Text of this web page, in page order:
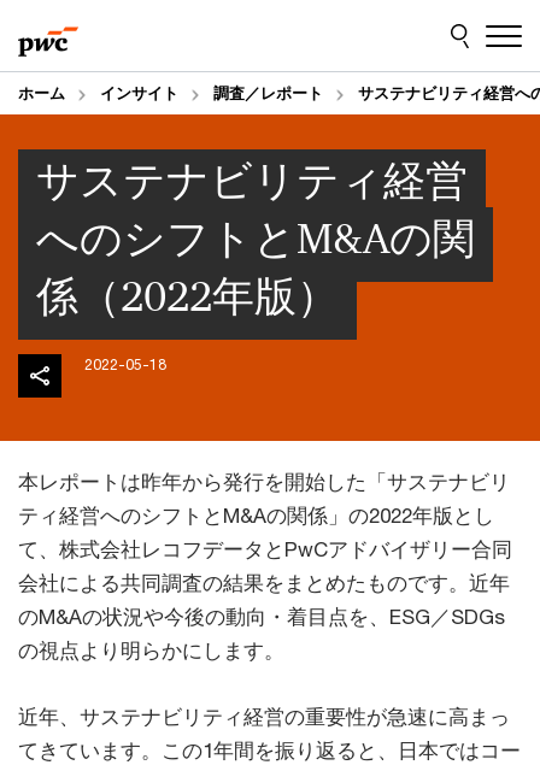
to
content
to
footer
ホーム インサイト 調査／レポート サステナビリティ経営へ
サステナビリティ経営
へのシフトとM&Aの関
係（2022年版）
2022-05-18
本レポートは昨年から発行を開始した「サステナビリ
ティ経営へのシフトとM&Aの関係」の2022年版とし
て、株式会社レコフデータとPwCアドバイザリー合同
会社による共同調査の結果をまとめたものです。近年
のM&Aの状況や今後の動向・着目点を、ESG／SDGs
の視点より明らかにします。
近年、サステナビリティ経営の重要性が急速に高まっ
てきています。この1年間を振り返ると、日本ではコー